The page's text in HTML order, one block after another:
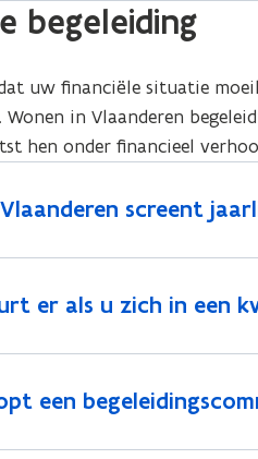
begeleiding
uw financiële situatie
Wonen in Vlaanderen
hen onder financieel
screent
er als u zich in een
een